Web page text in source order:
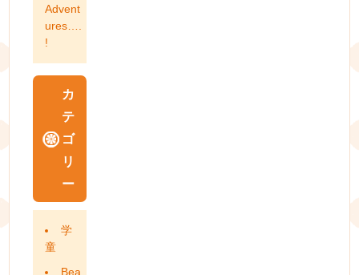
Advent
ures….
!
カ
テ
ゴ
リ
ー
学
童
Bea